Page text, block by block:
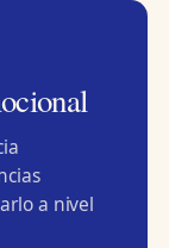
a nivel